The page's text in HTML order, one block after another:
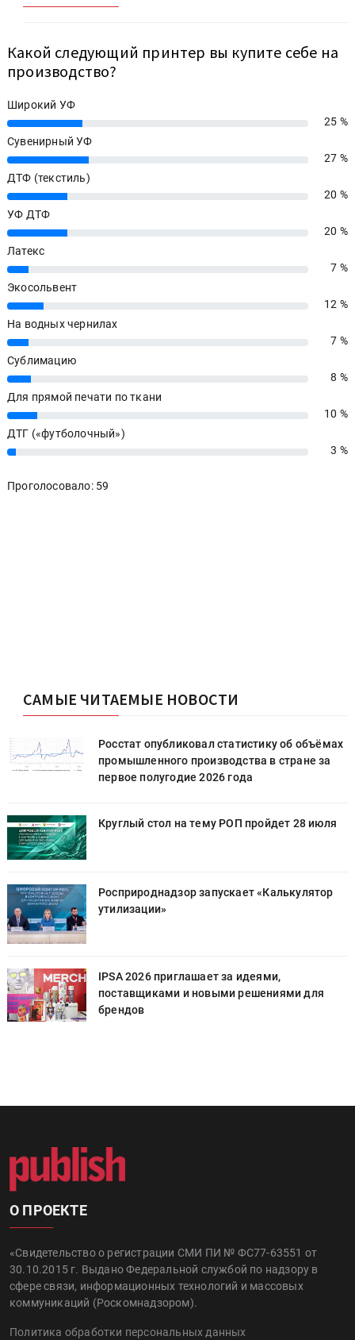
Какой следующий принтер вы купите себе на
производство?
Широкий УФ
25%
25 %
Сувенирный УФ
27%
27 %
ДТФ (текстиль)
20%
20 %
УФ ДТФ
20%
20 %
Латекс
7%
7 %
Экосольвент
12%
12 %
На водных чернилах
7%
7 %
Сублимацию
8%
8 %
Для прямой печати по ткани
10%
10 %
ДТГ («футболочный»)
3% 3 %
Проголосовало: 59
САМЫЕ ЧИТАЕМЫЕ НОВОСТИ
Росстат опубликовал статистику об объёмах
промышленного производства в стране за
первое полугодие 2026 года
Круглый стол на тему РОП пройдет 28 июля
Росприроднадзор запускает «Калькулятор
утилизации»
IPSA 2026 приглашает за идеями,
поставщиками и новыми решениями для
брендов
О ПРОЕКТЕ
«Свидетельство о регистрации СМИ ПИ № ФС77-63551 от
30.10.2015 г. Выдано Федеральной службой по надзору в
сфере связи, информационных технологий и массовых
коммуникаций (Роскомнадзором).
Политика обработки персональных данных